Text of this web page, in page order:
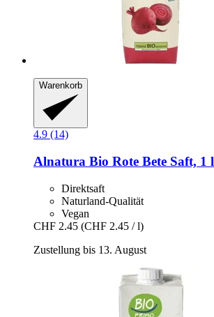
Warenkorb
4.9 (14)
Alnatura Bio Rote Bete Saft, 1 l
Direktsaft
Naturland-Qualität
Vegan
CHF 2.45 (CHF 2.45 / l)
Zustellung bis 13. August